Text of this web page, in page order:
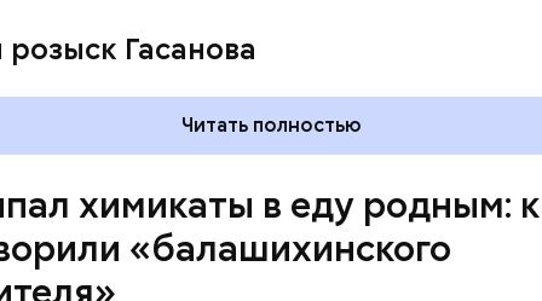
Гасанова
Читать полностью
химикаты в еду родным:
«балашихинского